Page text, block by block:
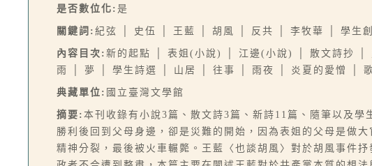
是否數位化: 是
關鍵詞: 紀弦 │ 史伍 │ 王藍 │ 胡風 │ 反共 │ 李牧華 │ 學生
內容目次: 新的起點 │ 表姐(小說) │ 江邊(小說) │ 散文詩抄 │
雨 │ 夢 │ 學生詩選 │ 山居 │ 往事 │ 雨夜 │ 炎夏的愛憎 │
典藏單位: 國立臺灣文學館
摘要: 本刊收錄有小說3篇、散文詩3篇、新詩11篇、隨筆以及
勝利後回到父母身邊，卻是災難的開始，因為表姐的父母是做
精神分裂，最後被火車輾斃。王藍〈也談胡風〉對於胡風事件